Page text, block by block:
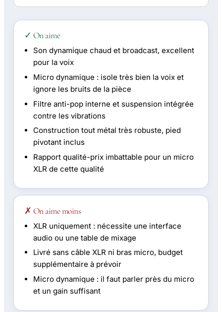
✓ On aime
Son dynamique chaud et broadcast, excellent
pour la voix
Micro dynamique : isole très bien la voix et
ignore les bruits de la pièce
Filtre anti-pop interne et suspension intégrée
contre les vibrations
Construction tout métal très robuste, pied
pivotant inclus
Rapport qualité-prix imbattable pour un micro
XLR de cette qualité
✗ On aime moins
XLR uniquement : nécessite une interface
audio ou une table de mixage
Livré sans câble XLR ni bras micro, budget
supplémentaire à prévoir
Micro dynamique : il faut parler près du micro
et un gain suffisant